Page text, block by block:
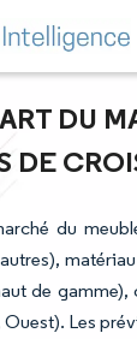
DU
DE
du
de
Les